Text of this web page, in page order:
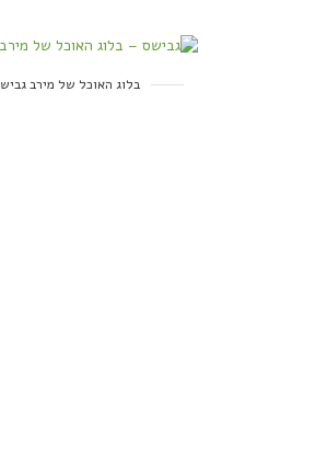
בלוג האוכל של מירב גביש